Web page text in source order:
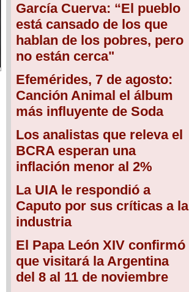
García Cuerva: “El pueblo
está cansado de los que
hablan de los pobres, pero
no están cerca"
Efemérides, 7 de agosto:
Canción Animal el álbum
más influyente de Soda
Los analistas que releva el
BCRA esperan una
inflación menor al 2%
La UIA le respondió a
Caputo por sus críticas a la
industria
El Papa León XIV confirmó
que visitará la Argentina
del 8 al 11 de noviembre